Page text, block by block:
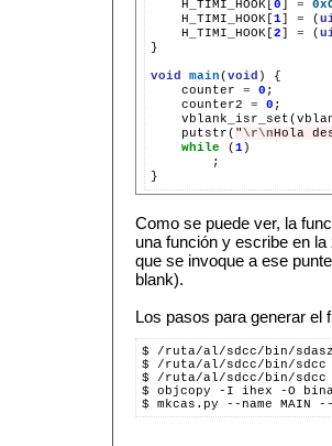
H_TIMI_HOOK[ 0 =
H_TIMI_HOOK[ 1] = (
H_TIMI_HOOK[ 2 = (
}
void main( void )
counter
= 0
counter2
= 0
putstr( " \r\nHola
while
( 1
;
Como se puede ver, la
una función y escribe en
que se invoque a ese
blank).
Los pasos para generar el
$ /ruta/al/sdcc/bin/
$ /ruta/al/sdcc/bin/sdcc
$ /ruta/al/sdcc/bin/sdcc
$ objcopy -I ihex -O
$ mkcas.py --name MAIN